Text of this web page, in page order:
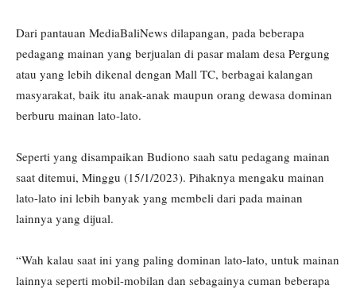
Dari pantauan MediaBaliNews dilapangan, pada beberapa
pedagang mainan yang berjualan di pasar malam desa Pergung
atau yang lebih dikenal dengan Mall TC, berbagai kalangan
masyarakat, baik itu anak-anak maupun orang dewasa dominan
berburu mainan lato-lato.
Seperti yang disampaikan Budiono saah satu pedagang mainan
saat ditemui, Minggu (15/1/2023). Pihaknya mengaku mainan
lato-lato ini lebih banyak yang membeli dari pada mainan
lainnya yang dijual.
“Wah kalau saat ini yang paling dominan lato-lato, untuk mainan
lainnya seperti mobil-mobilan dan sebagainya cuman beberapa